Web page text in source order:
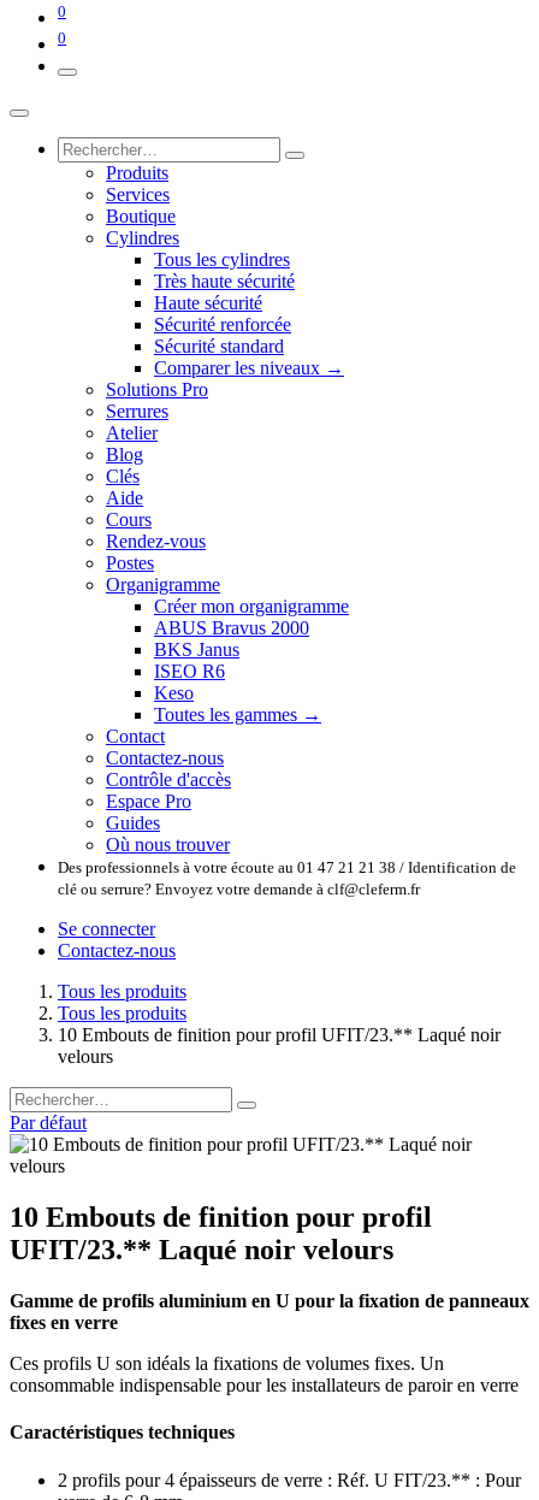
0
0
Produits
Services
Boutique
Cylindres
Tous les cylindres
Très haute sécurité
Haute sécurité
Sécurité renforcée
Sécurité standard
Comparer les niveaux →
Solutions Pro
Serrures
Atelier
Blog
Clés
Aide
Cours
Rendez-vous
Postes
Organigramme
Créer mon organigramme
ABUS Bravus 2000
BKS Janus
ISEO R6
Keso
Toutes les gammes →
Contact
Contactez-nous
Contrôle d'accès
Espace Pro
Guides
Où nous trouver
Des professionnels à votre écoute au 01 47 21 21 38 / Identification de
clé ou serrure? Envoyez votre demande à clf@cleferm.fr
Se connecter
Contactez-nous
Tous les produits
Tous les produits
10 Embouts de finition pour profil UFIT/23.** Laqué noir
velours
Par défaut
10 Embouts de finition pour profil
UFIT/23.** Laqué noir velours
Gamme de profils aluminium en U pour la fixation de panneaux
fixes en verre
Ces profils U son idéals la fixations de volumes fixes. Un
consommable indispensable pour les installateurs de paroir en verre
Caractéristiques techniques
2 profils pour 4 épaisseurs de verre : Réf. U FIT/23.** : Pour